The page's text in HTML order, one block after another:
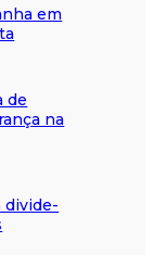
em
de
na
divide-